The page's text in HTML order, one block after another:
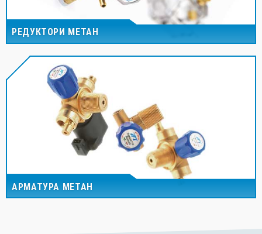
РЕДУКТОРИ МЕТАН
АРМАТУРА МЕТАН